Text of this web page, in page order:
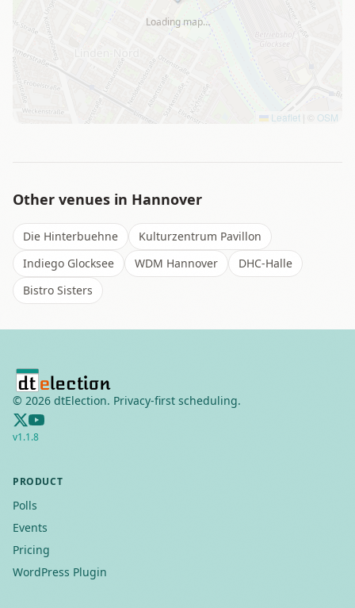
Loading map…
Leaflet | OSM
Other venues in Hannover
Die Hinterbuehne
Kulturzentrum Pavillon
Indiego Glocksee
WDM Hannover
DHC-Halle
Bistro Sisters
© 2026 dtElection. Privacy-first scheduling.
v1.1.8
PRODUCT
Polls
Events
Pricing
WordPress Plugin